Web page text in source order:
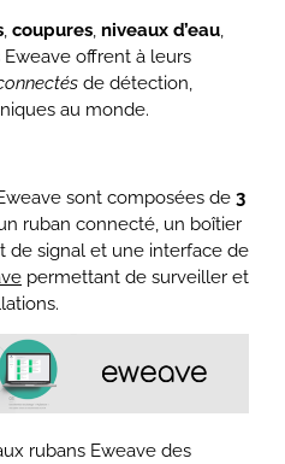
, coupures, niveaux d’eau,
Eweave offrent à leurs
de détection,
au monde.
sont composées de 3
ruban connecté, un boîtier
signal et une interface de
permettant de surveiller et
rubans Eweave des